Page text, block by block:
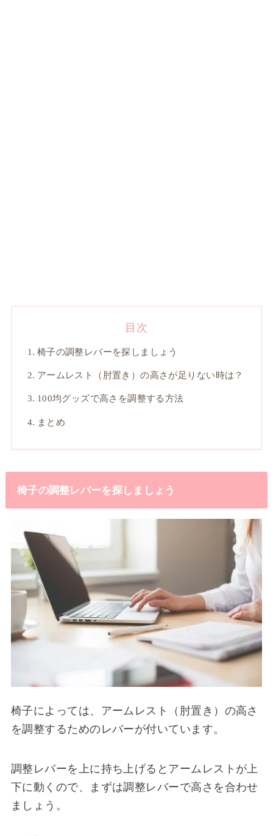
目次
椅子の調整レバーを探しましょう
アームレスト（肘置き）の高さが足りない時は？
100均グッズで高さを調整する方法
まとめ
椅子の調整レバーを探しましょう
椅子によっては、アームレスト（肘置き）の高さ
を調整するためのレバーが付いています。
調整レバーを上に持ち上げるとアームレストが上
下に動くので、まずは調整レバーで高さを合わせ
ましょう。